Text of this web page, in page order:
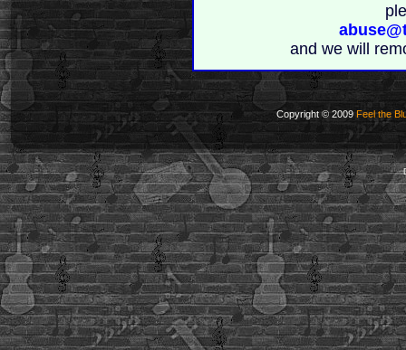
and we will
Copyright © 2009 Feel the